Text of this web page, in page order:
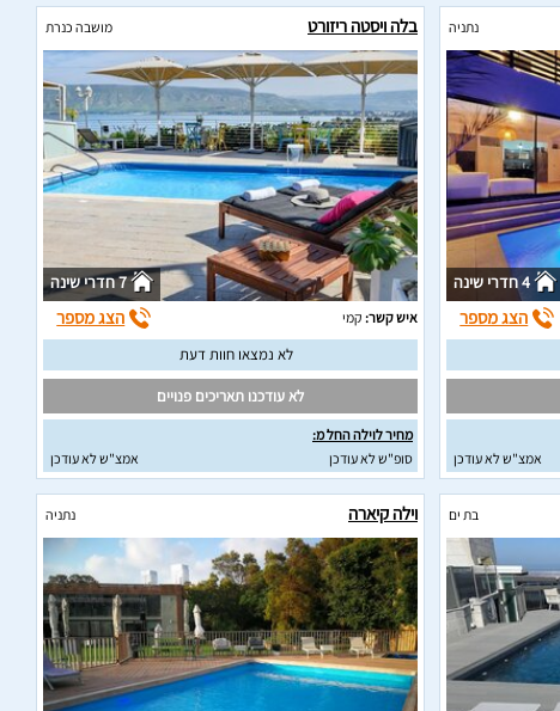
נתניה
4 חדרי שינה
הצג מספר
אמצ"ש לא עודכן
בלה ויסטה ריזורט מושבה כנרת
7 חדרי שינה
איש קשר: קמי הצג מספר
לא נמצאו חוות דעת
לא עודכנו תאריכים פנויים
מחיר לוילה החל מ:
סופ"ש לא עודכן
אמצ"ש לא עודכן
בת ים וילה קיארה נתניה